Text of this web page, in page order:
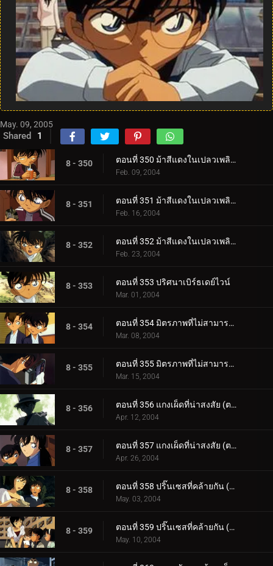
May. 09, 2005
Shared 1
8 - 350 ตอนที่ 350 ม้าสีแดงในเปลวเพลิง (ภาคคดี)
Feb. 09, 2004
8 - 351 ตอนที่ 351 ม้าสีแดงในเปลวเพลิง (ภาคสืบสวน)
Feb. 16, 2004
8 - 352 ตอนที่ 352 ม้าสีแดงในเปลวเพลิง (ภาคปิดคดี)
Feb. 23, 2004
8 - 353 ตอนที่ 353 ปริศนาเบิร์ธเดย์ไวน์
Mar. 01, 2004
8 - 354 ตอนที่ 354 มิตรภาพที่ไม่สามารถซื้อได้ด้วยเงิน (ตอนแรก)
Mar. 08, 2004
8 - 355 ตอนที่ 355 มิตรภาพที่ไม่สามารถซื้อได้ด้วยเงิน (ตอนจบ)
Mar. 15, 2004
8 - 356 ตอนที่ 356 แกงเผ็ดที่น่าสงสัย (ตอนแรก)
Apr. 12, 2004
8 - 357 ตอนที่ 357 แกงเผ็ดที่น่าสงสัย (ตอนจบ)
Apr. 26, 2004
8 - 358 ตอนที่ 358 ปริ๊นเซสที่คล้ายกัน (ตอนแรก)
May. 03, 2004
8 - 359 ตอนที่ 359 ปริ๊นเซสที่คล้ายกัน (ตอนจบ)
May. 10, 2004